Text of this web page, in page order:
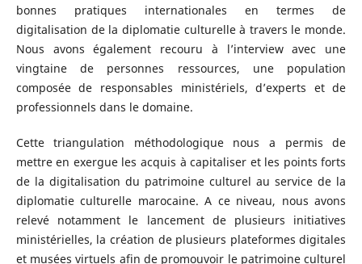
bonnes pratiques internationales en termes de
digitalisation de la diplomatie culturelle à travers le monde.
Nous avons également recouru à l’interview avec une
vingtaine de personnes ressources, une population
composée de responsables ministériels, d’experts et de
professionnels dans le domaine.
Cette triangulation méthodologique nous a permis de
mettre en exergue les acquis à capitaliser et les points forts
de la digitalisation du patrimoine culturel au service de la
diplomatie culturelle marocaine. A ce niveau, nous avons
relevé notamment le lancement de plusieurs initiatives
ministérielles, la création de plusieurs plateformes digitales
et musées virtuels afin de promouvoir le patrimoine culturel